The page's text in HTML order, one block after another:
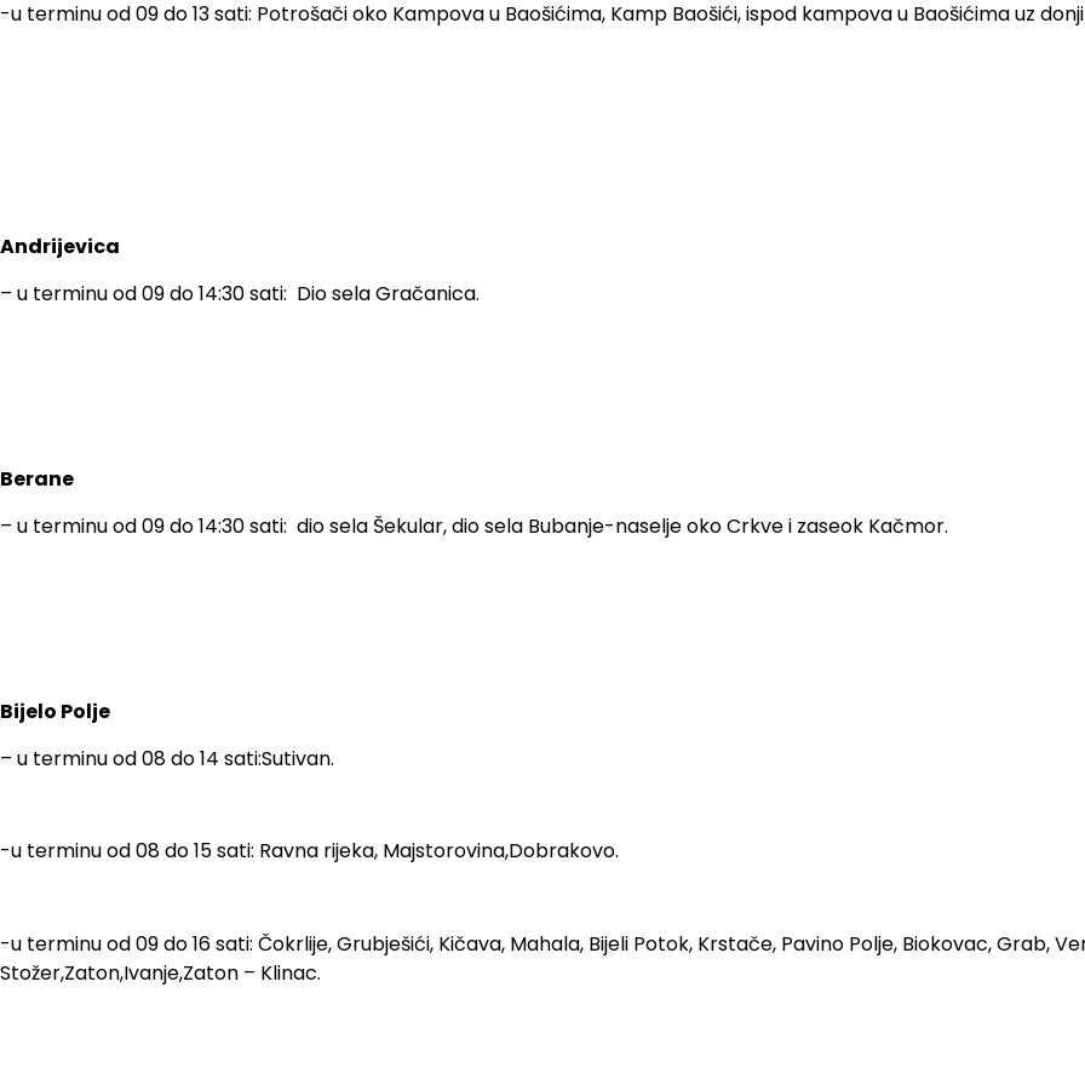
-u terminu od 09 do 13 sati: Potrošači oko Kampova u Baošićima, Kamp Baošići, ispod kampova u Baošićima uz
Andrijevica
– u terminu od 09 do 14:30 sati: Dio sela Gračanica.
Berane
– u terminu od 09 do 14:30 sati: dio sela Šekular, dio sela Bubanje-naselje oko Crkve i zaseok Kačmor.
Bijelo Polje
– u terminu od 08 do 14 sati:Sutivan.
-u terminu od 08 do 15 sati: Ravna rijeka, Majstorovina,Dobrakovo.
-u terminu od 09 do 16 sati: Čokrlije, Grubješići, Kičava, Mahala, Bijeli Potok, Krstače, Pavino Polje, Biokovac, Grab,
Stožer,Zaton,Ivanje,Zaton – Klinac.